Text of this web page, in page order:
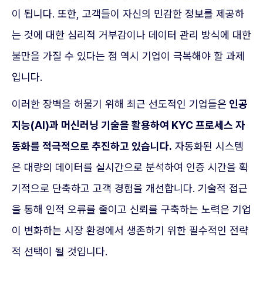
이 됩니다. 또한, 고객들이 자신의 민감한 정보를 제공하
는 것에 대한 심리적 거부감이나 데이터 관리 방식에 대한
불만을 가질 수 있다는 점 역시 기업이 극복해야 할 과제
입니다.
이러한 장벽을 허물기 위해 최근 선도적인 기업들은 인공
지능(AI)과 머신러닝 기술을 활용하여 KYC 프로세스 자
동화를 적극적으로 추진하고 있습니다. 자동화된 시스템
은 대량의 데이터를 실시간으로 분석하여 인증 시간을 획
기적으로 단축하고 고객 경험을 개선합니다. 기술적 접근
을 통해 인적 오류를 줄이고 신뢰를 구축하는 노력은 기업
이 변화하는 시장 환경에서 생존하기 위한 필수적인 전략
적 선택이 될 것입니다.